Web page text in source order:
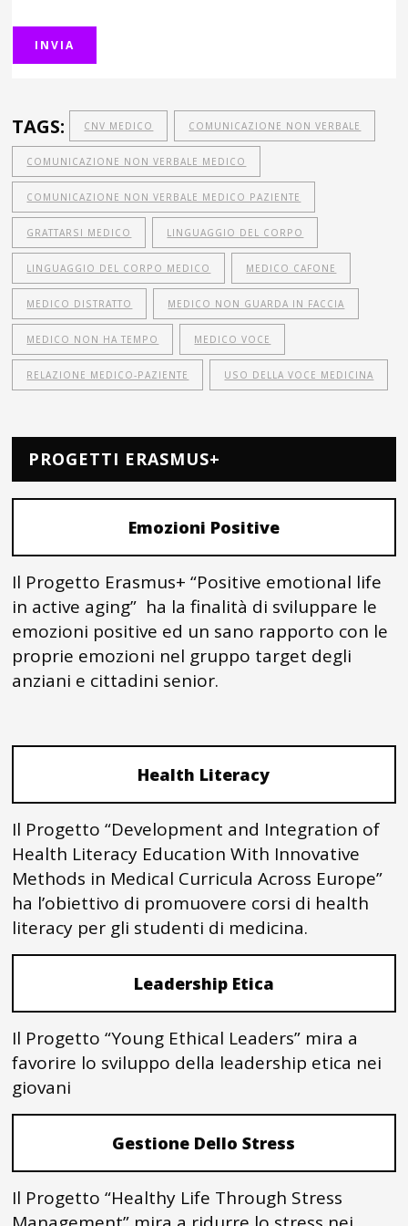
TAGS: CNV MEDICO COMUNICAZIONE NON VERBALE
COMUNICAZIONE NON VERBALE MEDICO
COMUNICAZIONE NON VERBALE MEDICO PAZIENTE
GRATTARSI MEDICO LINGUAGGIO DEL CORPO
LINGUAGGIO DEL CORPO MEDICO MEDICO CAFONE
MEDICO DISTRATTO MEDICO NON GUARDA IN FACCIA
MEDICO NON HA TEMPO MEDICO VOCE
RELAZIONE MEDICO-PAZIENTE USO DELLA VOCE MEDICINA
PROGETTI ERASMUS+
Emozioni Positive
Il Progetto Erasmus+ “Positive emotional life
in active aging” ha la finalità di sviluppare le
emozioni positive ed un sano rapporto con le
proprie emozioni nel gruppo target degli
anziani e cittadini senior.
Health Literacy
Il Progetto “Development and Integration of
Health Literacy Education With Innovative
Methods in Medical Curricula Across Europe”
ha l’obiettivo di promuovere corsi di health
literacy per gli studenti di medicina.
Leadership Etica
Il Progetto “Young Ethical Leaders” mira a
favorire lo sviluppo della leadership etica nei
giovani
Gestione Dello Stress
Il Progetto “Healthy Life Through Stress